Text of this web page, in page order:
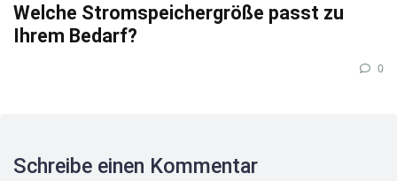
Welche Stromspeichergröße passt zu
Ihrem Bedarf?
0
Schreibe einen Kommentar